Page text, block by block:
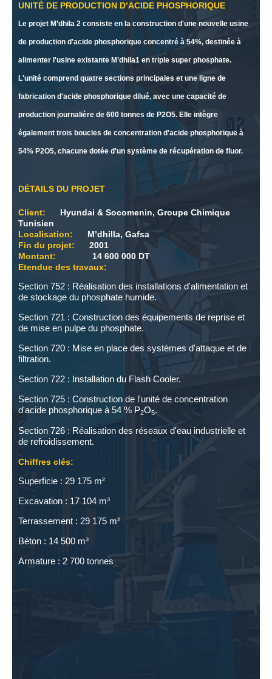
UNITÉ DE PRODUCTION D’ACIDE PHOSPHORIQUE
Le projet M’dhila 2 consiste en la construction d'une nouvelle usine
de production d'acide phosphorique concentré à 54%, destinée à
alimenter l'usine existante M’dhila1 en triple super phosphate.
L'unité comprend quatre sections principales et une ligne de
fabrication d'acide phosphorique dilué, avec une capacité de
production journalière de 600 tonnes de P2O5. Elle intègre
également trois boucles de concentration d'acide phosphorique à
54% P2O5, chacune dotée d'un système de récupération de fluor.
DÉTAILS DU PROJET
Client:
Hyundai & Socomenin, Groupe Chimique
Tunisien
Localisation:
M’dhilla, Gafsa
Fin du projet:
2001
Montant:
14 600 000 DT
Etendue des travaux:
Section 752 : Réalisation des installations d'alimentation et
de stockage du phosphate humide.
Section 721 : Construction des équipements de reprise et
de mise en pulpe du phosphate.
Section 720 : Mise en place des systèmes d'attaque et de
filtration.
Section 722 : Installation du Flash Cooler.
Section 725 : Construction de l'unité de concentration
d'acide phosphorique à 54 % P2O5.
Section 726 : Réalisation des réseaux d'eau industrielle et
de refroidissement.
Chiffres clés:
Superficie : 29 175 m²
Excavation : 17 104 m³
Terrassement : 29 175 m²
Béton : 14 500 m³
Armature : 2 700 tonnes